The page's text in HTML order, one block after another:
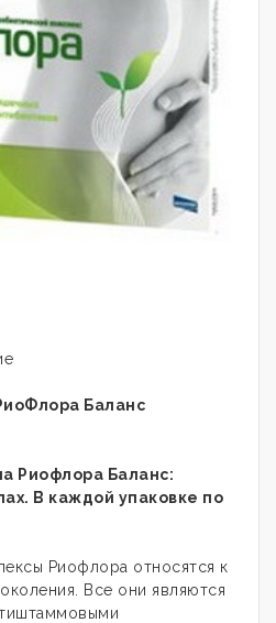
Баланс
Риофлора Баланс:
В каждой упаковке по
Риофлора относятся к
Все они являются